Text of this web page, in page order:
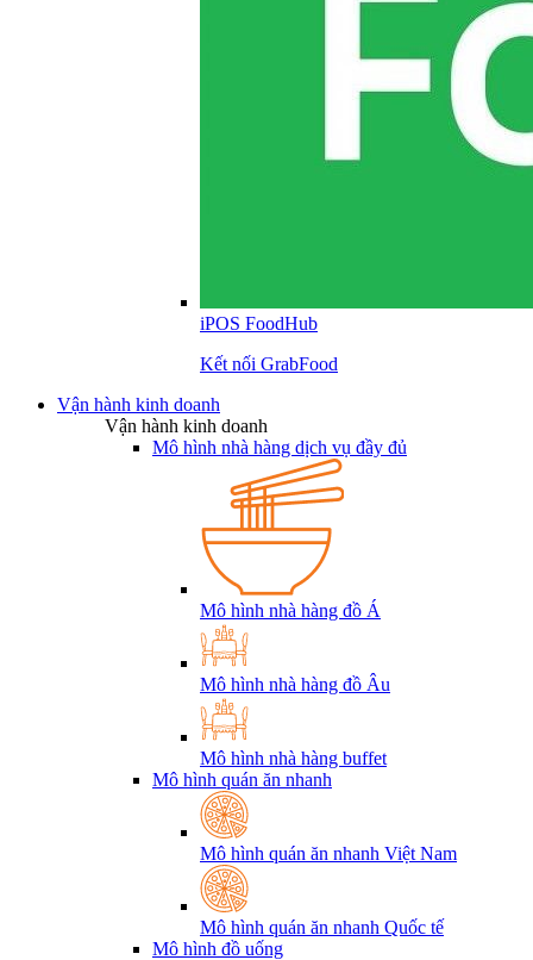
iPOS FoodHub
Kết nối GrabFood
Vận hành kinh doanh
Vận hành kinh doanh
Mô hình nhà hàng dịch vụ đầy đủ
Mô hình nhà hàng đồ Á
Mô hình nhà hàng đồ Âu
Mô hình nhà hàng buffet
Mô hình quán ăn nhanh
Mô hình quán ăn nhanh Việt Nam
Mô hình quán ăn nhanh Quốc tế
Mô hình đồ uống